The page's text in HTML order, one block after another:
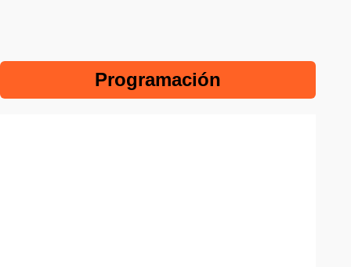
Programación